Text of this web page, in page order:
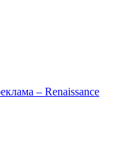
– Renaissance